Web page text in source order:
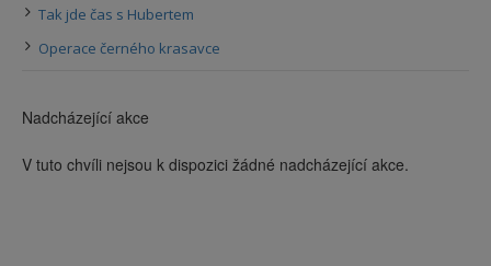
Tak jde čas s Hubertem
Operace černého krasavce
Nadcházející akce
V tuto chvíli nejsou k dispozici žádné nadcházející akce.